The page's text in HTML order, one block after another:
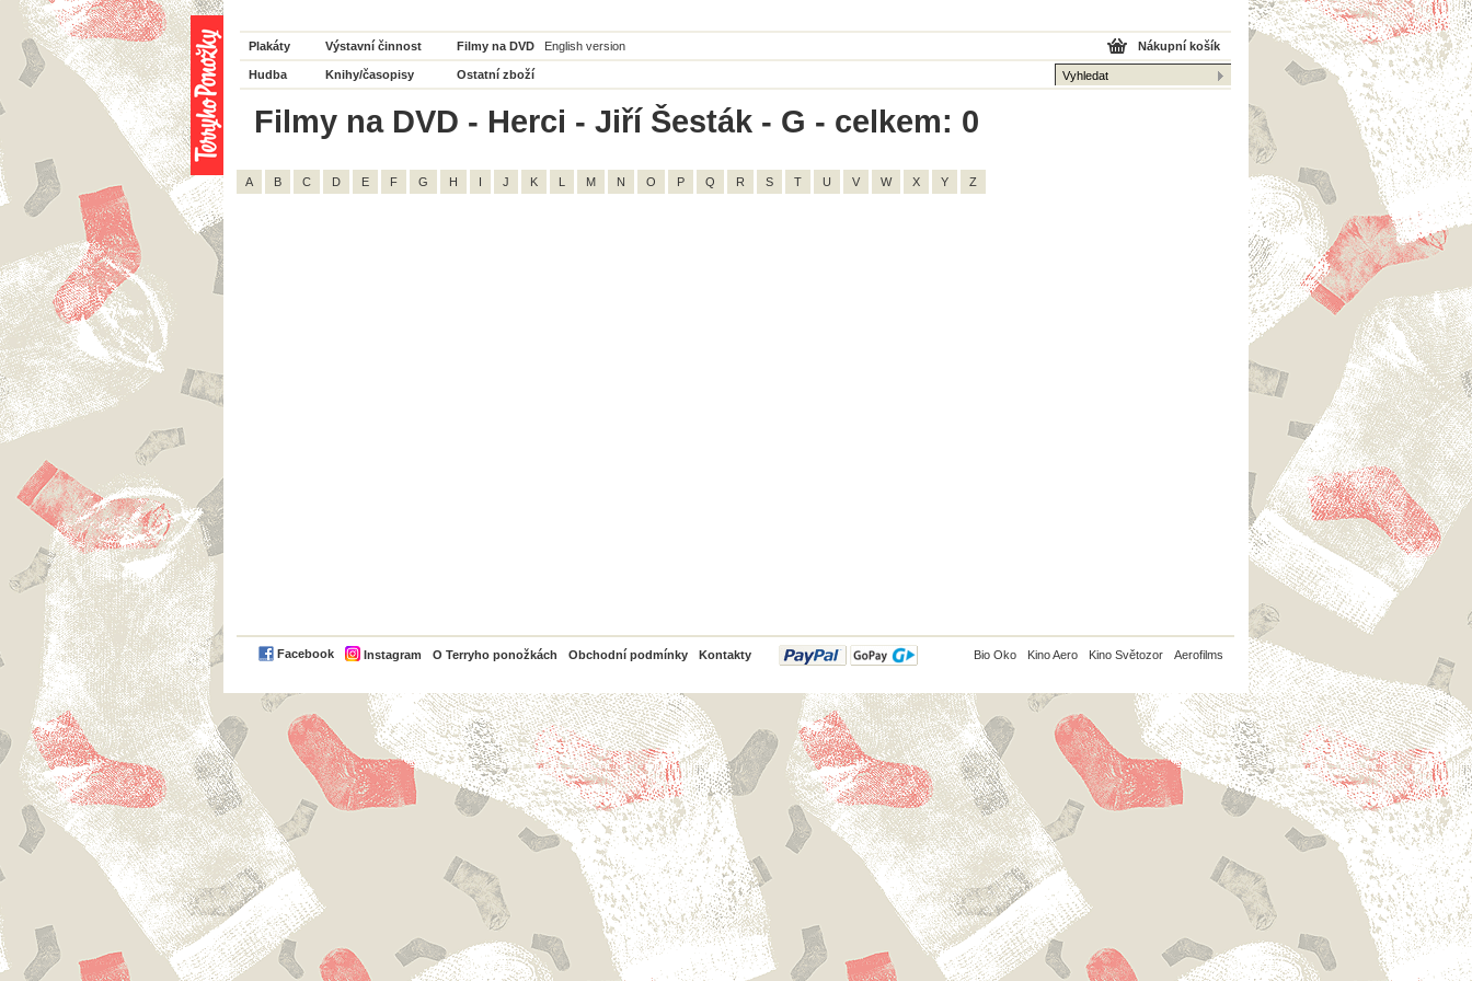
Plakáty Výstavní činnost Filmy na DVD English version
Hudba Knihy/časopisy Ostatní zboží
Nákupní košík
Filmy na DVD - Herci - Jiří Šesták - G - celkem: 0
A B C D E F G H I J K L M N O P Q R S T U V W X Y Z
Facebook Instagram O Terryho ponožkách Obchodní podmínky Kontakty
PayPal Bio Oko Kino Aero Kino Světozor Aerofilms